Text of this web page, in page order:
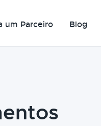
um Parceiro Blog